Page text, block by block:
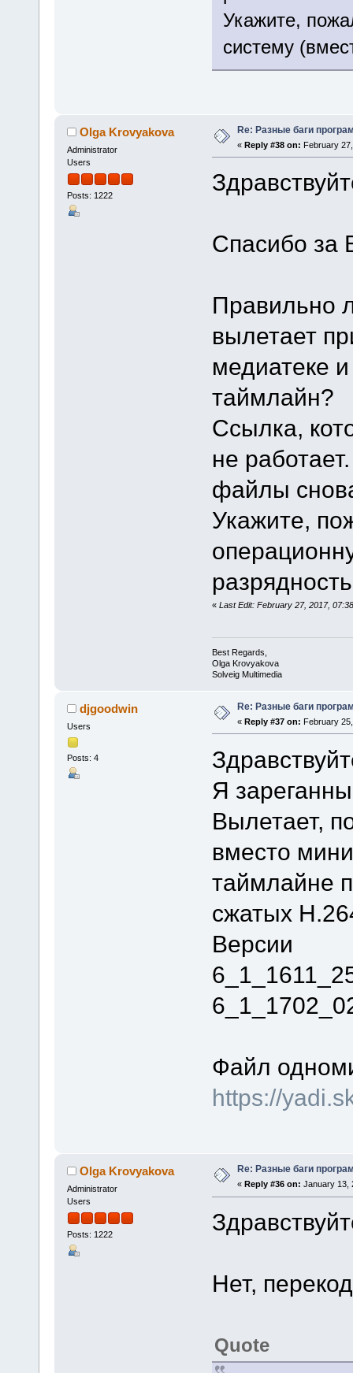
Укажите,
систему
Olga Krovyakova
Administrator
Users
Posts: 1222
Re: Разные баги
« Reply #38 on: February
Спасибо за
Правильно
вылетает
медиатеке
таймлайн?
Ссылка,
не
файлы
Укажите,
« Last Edit: February 27, 2017,
Best Regards,
Olga Krovyakova
Solveig Multimedia
djgoodwin
Users
Posts: 4
Re: Разные баги
« Reply #37 on: February
Я
Вылетает,
вместо
таймлайне
сжатых
Версии
Файл
https://
Olga Krovyakova
Administrator
Users
Posts: 1222
Re: Разные баги
« Reply #36 on: January 13,
Нет,
Quote